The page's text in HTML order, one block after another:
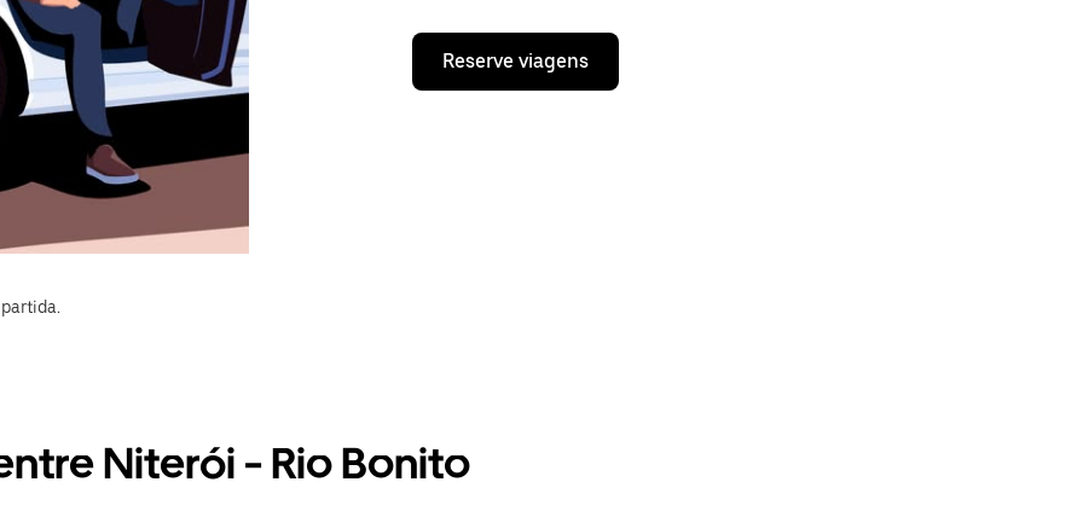
Reserve viagens
Niterói - Rio Bonito